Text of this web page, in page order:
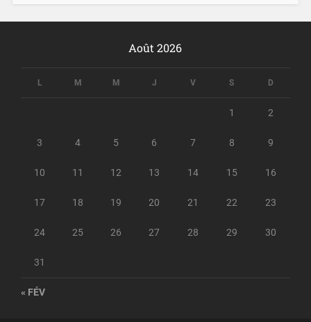
Août 2026
L M M J V S D
1 2
3 4 5 6 7 8 9
10 11 12 13 14 15 16
17 18 19 20 21 22 23
24 25 26 27 28 29 30
31
« FÉV